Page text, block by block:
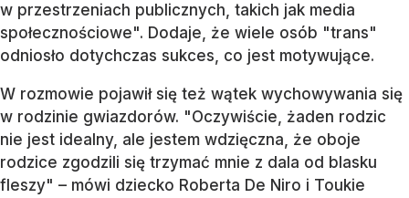
w przestrzeniach publicznych, takich jak media
społecznościowe". Dodaje, że wiele osób "trans"
odniosło dotychczas sukces, co jest motywujące.
W rozmowie pojawił się też wątek wychowywania się
w rodzinie gwiazdorów. "Oczywiście, żaden rodzic
nie jest idealny, ale jestem wdzięczna, że oboje
rodzice zgodzili się trzymać mnie z dala od blasku
fleszy" – mówi dziecko Roberta De Niro i Toukie